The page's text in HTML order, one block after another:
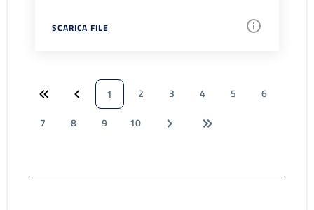
SCARICA FILE
1 2 3 4 5
6
7
8 9 10